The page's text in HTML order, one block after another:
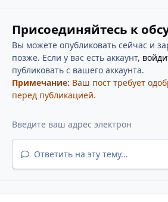
Присоединяйтесь к
Вы можете опубликовать сейчас и
позже. Если у вас есть аккаунт,
публиковать с вашего аккаунта.
Примечание: Ваш пост требует
перед публикацией.
Ответить на эту тему...